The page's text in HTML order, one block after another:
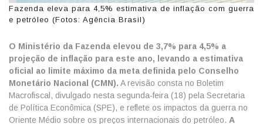
Fazenda eleva para 4,5% estimativa de inflação com guerra
e petróleo (Fotos: Agência Brasil)
O Ministério da Fazenda elevou de 3,7% para 4,5% a
projeção de inflação para este ano, levando a estimativa
oficial ao limite máximo da meta definida pelo Conselho
Monetário Nacional (CMN). A revisão consta no Boletim
Macrofiscal, divulgado nesta segunda-feira (18) pela Secretaria
de Política Econômica (SPE), e reflete os impactos da guerra no
Oriente Médio sobre os preços internacionais do petróleo. A